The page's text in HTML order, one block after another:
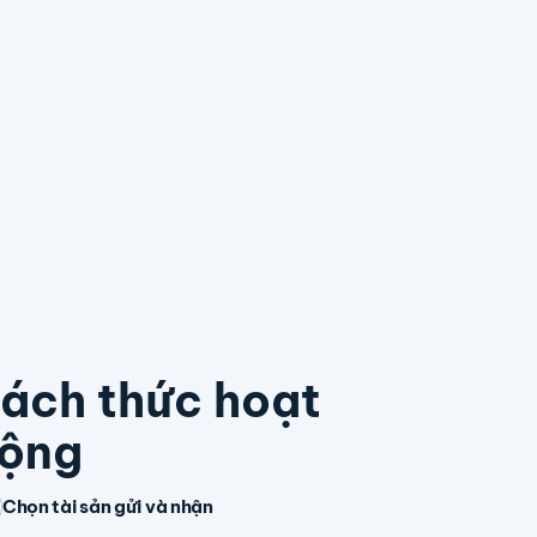
thức hoạt
Chọn tài sản gửi và nhận